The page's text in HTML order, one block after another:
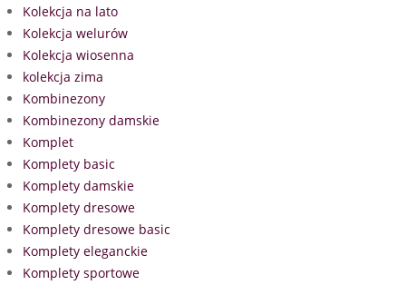
Kolekcja na lato
Kolekcja welurów
Kolekcja wiosenna
kolekcja zima
Kombinezony
Kombinezony damskie
Komplet
Komplety basic
Komplety damskie
Komplety dresowe
Komplety dresowe basic
Komplety eleganckie
Komplety sportowe